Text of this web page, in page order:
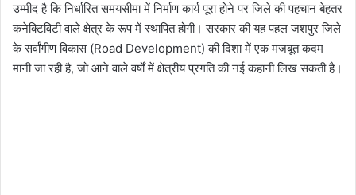
उम्मीद है कि निर्धारित समयसीमा में निर्माण कार्य पूरा होने पर जिले की पहचान बेहतर
कनेक्टिविटी वाले क्षेत्र के रूप में स्थापित होगी। सरकार की यह पहल जशपुर जिले
के सर्वांगीण विकास (Road Development) की दिशा में एक मजबूत कदम
मानी जा रही है, जो आने वाले वर्षों में क्षेत्रीय प्रगति की नई कहानी लिख सकती है।